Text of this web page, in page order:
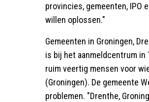
provincies, gemeenten, IPO
willen oplossen."
Gemeenten in Groningen,
is bij het aanmeldcentrum in
ruim veertig mensen voor
(Groningen). De gemeente
problemen. "Drenthe,